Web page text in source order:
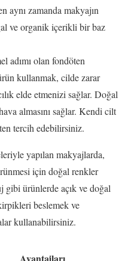
aynı zamanda makyajın
ve organik içerikli bir baz
adımı olan fondöten
kullanmak, cilde zarar
elde etmenizi sağlar. Doğal
almasını sağlar. Kendi cilt
tercih edebilirsiniz.
yapılan makyajlarda,
için doğal renkler
gibi ürünlerde açık ve doğal
beslemek ve
kullanabilirsiniz.